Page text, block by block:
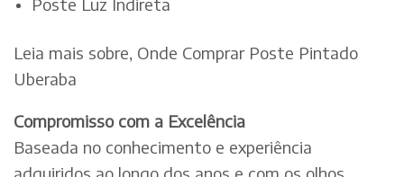
Leia mais sobre, Onde Comprar Poste Pintado
Uberaba
Compromisso com a Excelência
Baseada no conhecimento e experiência